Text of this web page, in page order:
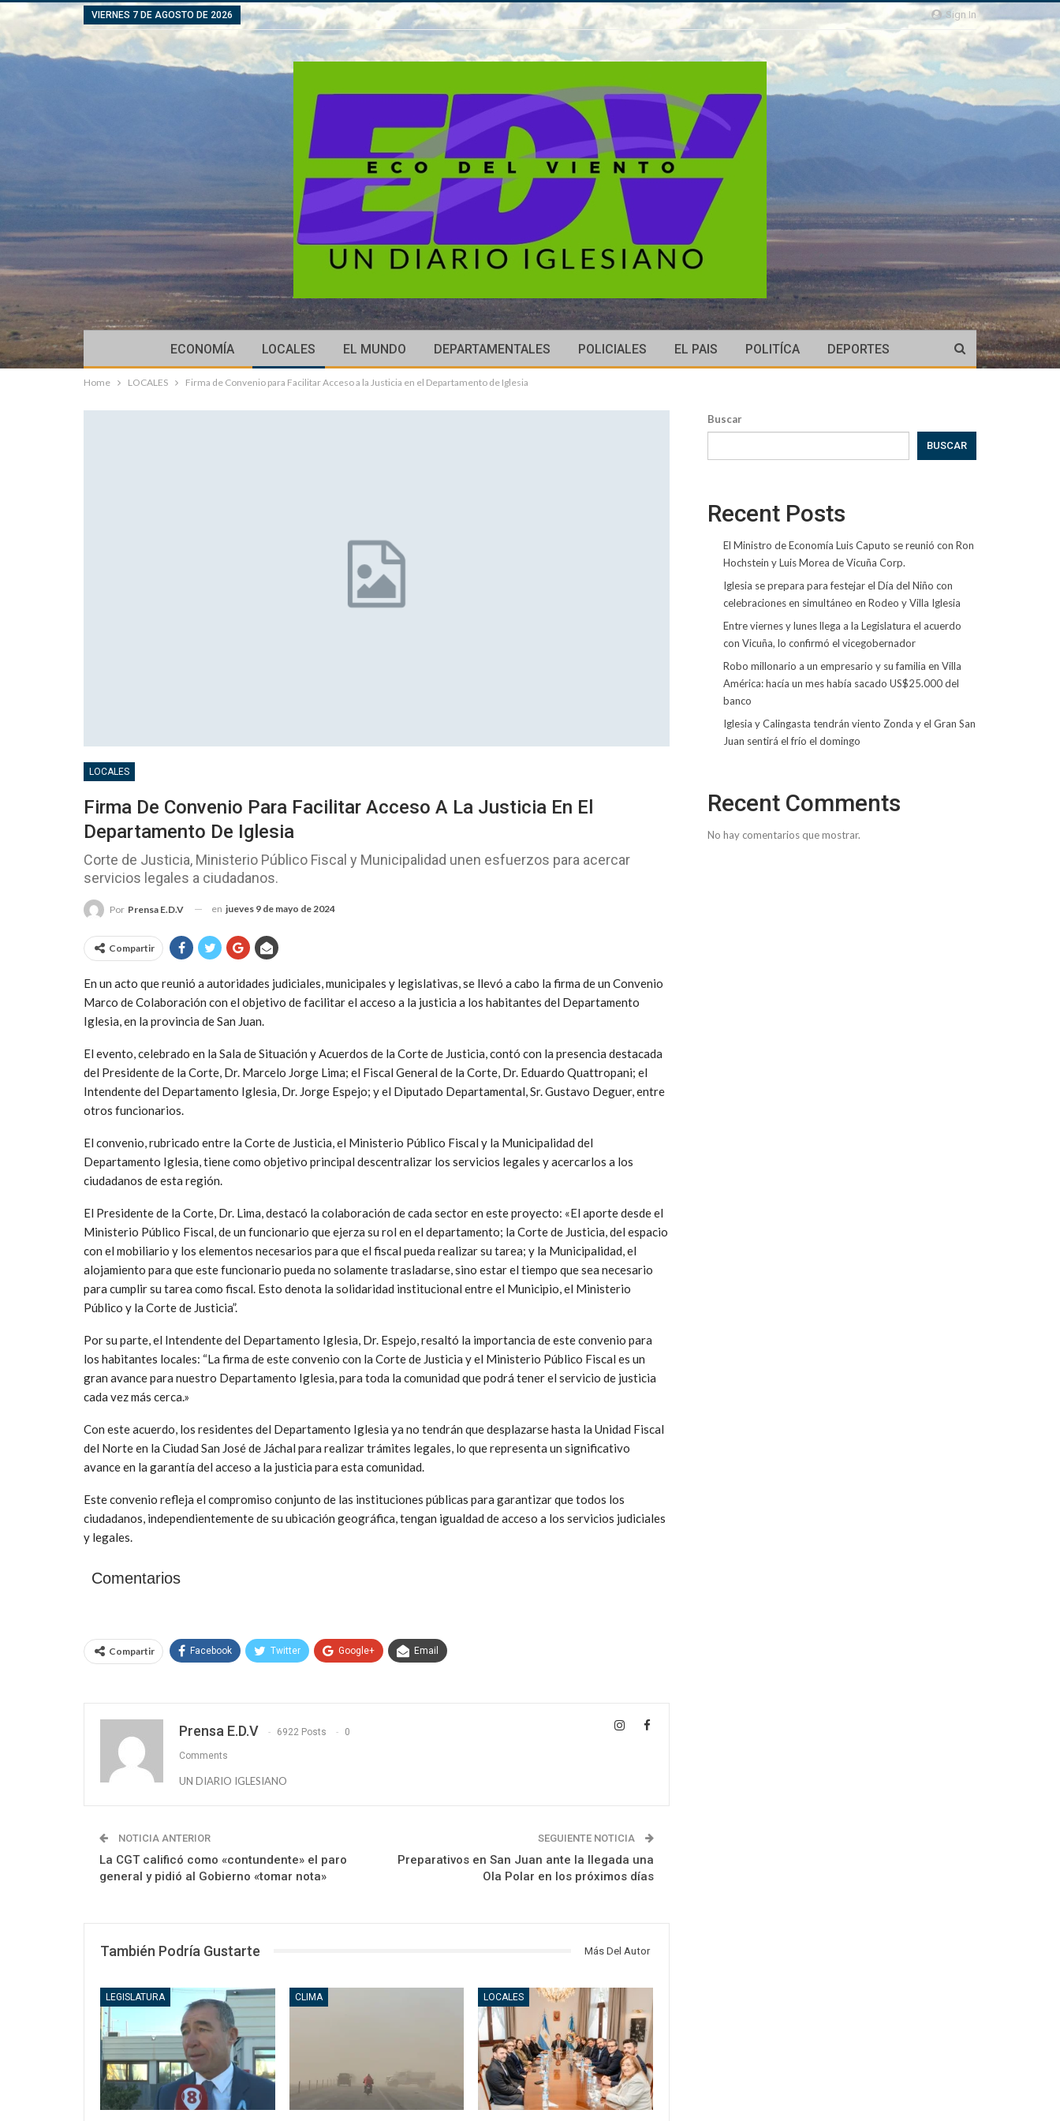
Sign In
VIERNES 7 DE AGOSTO DE 2026
ECONOMÍA LOCALES EL MUNDO DEPARTAMENTALES POLICIALES EL PAIS POLITÍCA DEPORTES
Home LOCALES Firma de Convenio para Facilitar Acceso a la Justicia en el Departamento de Iglesia
LOCALES
Firma De Convenio Para Facilitar Acceso A La Justicia En El
Departamento De Iglesia
Corte de Justicia, Ministerio Público Fiscal y Municipalidad unen esfuerzos para acercar
servicios legales a ciudadanos.
Por Prensa E.D.V en jueves 9 de mayo de 2024
Compartir
En un acto que reunió a autoridades judiciales, municipales y legislativas, se llevó a cabo la firma de un Convenio
Marco de Colaboración con el objetivo de facilitar el acceso a la justicia a los habitantes del Departamento
Iglesia, en la provincia de San Juan.
El evento, celebrado en la Sala de Situación y Acuerdos de la Corte de Justicia, contó con la presencia destacada
del Presidente de la Corte, Dr. Marcelo Jorge Lima; el Fiscal General de la Corte, Dr. Eduardo Quattropani; el
Intendente del Departamento Iglesia, Dr. Jorge Espejo; y el Diputado Departamental, Sr. Gustavo Deguer, entre
otros funcionarios.
El convenio, rubricado entre la Corte de Justicia, el Ministerio Público Fiscal y la Municipalidad del
Departamento Iglesia, tiene como objetivo principal descentralizar los servicios legales y acercarlos a los
ciudadanos de esta región.
El Presidente de la Corte, Dr. Lima, destacó la colaboración de cada sector en este proyecto: «El aporte desde el
Ministerio Público Fiscal, de un funcionario que ejerza su rol en el departamento; la Corte de Justicia, del espacio
con el mobiliario y los elementos necesarios para que el fiscal pueda realizar su tarea; y la Municipalidad, el
alojamiento para que este funcionario pueda no solamente trasladarse, sino estar el tiempo que sea necesario
para cumplir su tarea como fiscal. Esto denota la solidaridad institucional entre el Municipio, el Ministerio
Público y la Corte de Justicia”.
Por su parte, el Intendente del Departamento Iglesia, Dr. Espejo, resaltó la importancia de este convenio para
los habitantes locales: “La firma de este convenio con la Corte de Justicia y el Ministerio Público Fiscal es un
gran avance para nuestro Departamento Iglesia, para toda la comunidad que podrá tener el servicio de justicia
cada vez más cerca.»
Con este acuerdo, los residentes del Departamento Iglesia ya no tendrán que desplazarse hasta la Unidad Fiscal
del Norte en la Ciudad San José de Jáchal para realizar trámites legales, lo que representa un significativo
avance en la garantía del acceso a la justicia para esta comunidad.
Este convenio refleja el compromiso conjunto de las instituciones públicas para garantizar que todos los
ciudadanos, independientemente de su ubicación geográfica, tengan igualdad de acceso a los servicios judiciales
y legales.
Comentarios
Compartir Facebook Twitter Google+ Email
Prensa E.D.V 6922 Posts 0
Comments
UN DIARIO IGLESIANO
NOTICIA ANTERIOR
La CGT calificó como «contundente» el paro
general y pidió al Gobierno «tomar nota»
SEGUIENTE NOTICIA
Preparativos en San Juan ante la llegada una
Ola Polar en los próximos días
También Podría Gustarte Más Del Autor
LEGISLATURA CLIMA LOCALES
Buscar
BUSCAR
Recent Posts
El Ministro de Economía Luis Caputo se reunió con Ron
Hochstein y Luis Morea de Vicuña Corp.
Iglesia se prepara para festejar el Día del Niño con
celebraciones en simultáneo en Rodeo y Villa Iglesia
Entre viernes y lunes llega a la Legislatura el acuerdo
con Vicuña, lo confirmó el vicegobernador
Robo millonario a un empresario y su familia en Villa
América: hacía un mes había sacado US$25.000 del
banco
Iglesia y Calingasta tendrán viento Zonda y el Gran San
Juan sentirá el frío el domingo
Recent Comments
No hay comentarios que mostrar.